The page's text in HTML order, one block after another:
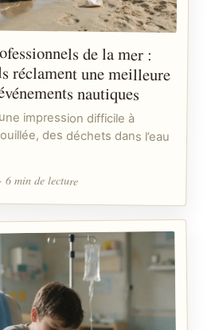
de la mer :
une meilleure
nautiques
impression difficile à
des déchets dans l’eau
6 min de lecture